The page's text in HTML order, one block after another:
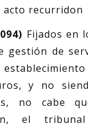
acto recurridon
Fijados en
gestión de
y no
no cabe
el